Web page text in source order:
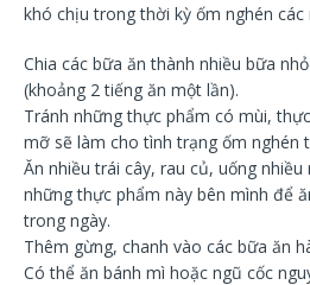
khó chịu trong thời kỳ ốm nghén các
Chia các bữa ăn thành nhiều bữa
(khoảng 2 tiếng ăn một lần).
Tránh những thực phẩm có mùi,
mỡ sẽ làm cho tình trạng ốm nghén
Ăn nhiều trái cây, rau củ, uống
những thực phẩm này bên mình để
trong ngày.
Thêm gừng, chanh vào các bữa ăn
Có thể ăn bánh mì hoặc ngũ cốc